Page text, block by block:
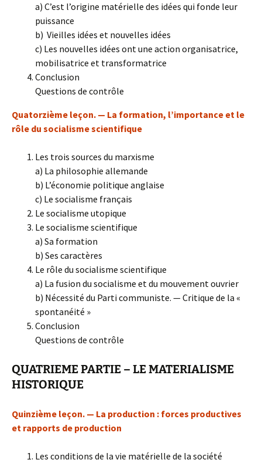
a) C’est l’origine matérielle des idées qui fonde leur
puissance
b) Vieilles idées et nouvelles idées
c) Les nouvelles idées ont une action organisatrice,
mobilisatrice et transformatrice
Conclusion
Questions de contrôle
Quatorzième leçon. — La formation, l’importance et le
rôle du socialisme scientifique
Les trois sources du marxisme
a) La philosophie allemande
b) L’économie politique anglaise
c) Le socialisme français
Le socialisme utopique
Le socialisme scientifique
a) Sa formation
b) Ses caractères
Le rôle du socialisme scientifique
a) La fusion du socialisme et du mouvement ouvrier
b) Nécessité du Parti communiste. — Critique de la «
spontanéité »
Conclusion
Questions de contrôle
QUATRIEME PARTIE – LE MATERIALISME
HISTORIQUE
Quinzième leçon. — La production : forces productives
et rapports de production
Les conditions de la vie matérielle de la société